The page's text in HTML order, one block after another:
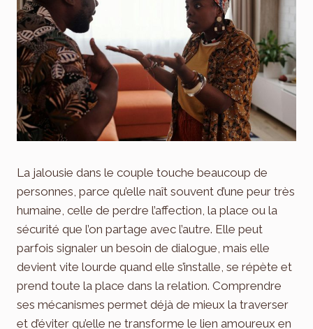
La jalousie dans le couple touche beaucoup de
personnes, parce qu’elle naît souvent d’une peur très
humaine, celle de perdre l’affection, la place ou la
sécurité que l’on partage avec l’autre. Elle peut
parfois signaler un besoin de dialogue, mais elle
devient vite lourde quand elle s’installe, se répète et
prend toute la place dans la relation. Comprendre
ses mécanismes permet déjà de mieux la traverser
et d’éviter qu’elle ne transforme le lien amoureux en